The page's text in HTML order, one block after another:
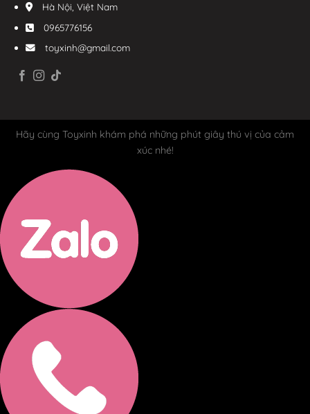
Hà Nội, Việt Nam
0965776156
toyxinh@gmail.com
Hãy cùng Toyxinh khám phá những phút giây thú vị của cảm
xúc nhé!